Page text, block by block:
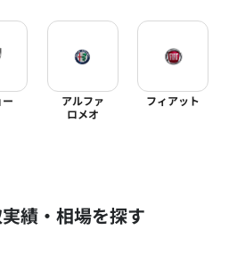
アルファ
ロメオ
フィアット
績・相場を探す